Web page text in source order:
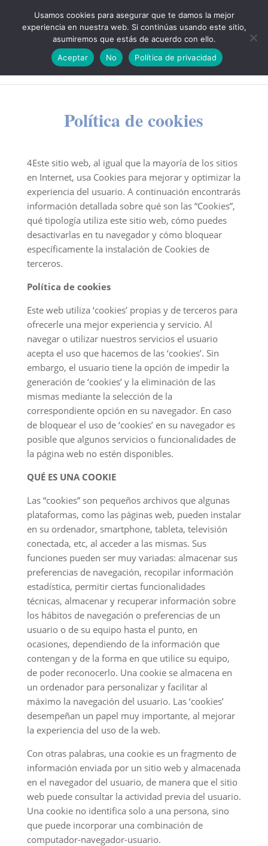
Política de cookies
4Este sitio web, al igual que la mayoría de los sitios
en Internet, usa Cookies para mejorar y optimizar la
experiencia del usuario. A continuación encontrarás
información detallada sobre qué son las “Cookies”,
qué tipología utiliza este sitio web, cómo puedes
desactivarlas en tu navegador y cómo bloquear
específicamente la instalación de Cookies de
terceros.
Política de cookies
Este web utiliza ‘cookies’ propias y de terceros para
ofrecerle una mejor experiencia y servicio. Al
navegar o utilizar nuestros servicios el usuario
acepta el uso que hacemos de las ‘cookies’. Sin
embargo, el usuario tiene la opción de impedir la
generación de ‘cookies’ y la eliminación de las
mismas mediante la selección de la
correspondiente opción en su navegador. En caso
de bloquear el uso de ‘cookies’ en su navegador es
posible que algunos servicios o funcionalidades de
la página web no estén disponibles.
QUÉ ES UNA COOKIE
Las “cookies” son pequeños archivos que algunas
plataformas, como las páginas web, pueden instalar
en su ordenador, smartphone, tableta, televisión
conectada, etc, al acceder a las mismas. Sus
funciones pueden ser muy variadas: almacenar sus
preferencias de navegación, recopilar información
estadística, permitir ciertas funcionalidades
técnicas, almacenar y recuperar información sobre
los hábitos de navegación o preferencias de un
usuario o de su equipo hasta el punto, en
ocasiones, dependiendo de la información que
contengan y de la forma en que utilice su equipo,
de poder reconocerlo. Una cookie se almacena en
un ordenador para personalizar y facilitar al
máximo la navegación del usuario. Las ‘cookies’
desempeñan un papel muy importante, al mejorar
la experiencia del uso de la web.
Con otras palabras, una cookie es un fragmento de
información enviada por un sitio web y almacenada
en el navegador del usuario, de manera que el sitio
web puede consultar la actividad previa del usuario.
Una cookie no identifica solo a una persona, sino
que puede incorporar una combinación de
computador-navegador-usuario.
Usamos cookies para asegurar que te damos la mejor
experiencia en nuestra web. Si continúas usando este sitio,
asumiremos que estás de acuerdo con ello.
Aceptar
No Política de privacidad